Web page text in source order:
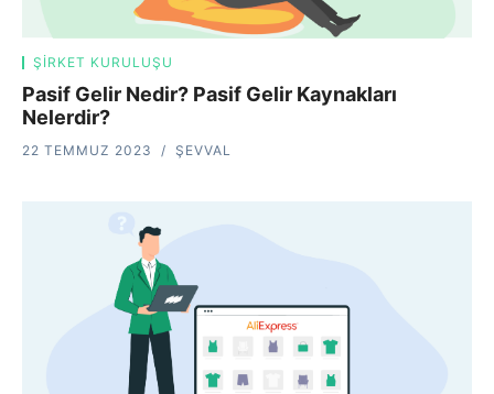
ŞIRKET KURULUŞU
Pasif Gelir Nedir? Pasif Gelir Kaynakları
Nelerdir?
22 TEMMUZ 2023 ŞEVVAL